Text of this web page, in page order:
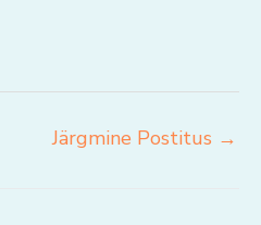
Järgmine Postitus →